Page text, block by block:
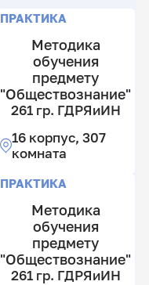
ПРАКТИКА
Методика
обучения
предмету
"Обществознание"
261 гр. ГДРЯиИН
16 корпус, 307
комната
ПРАКТИКА
Методика
обучения
предмету
"Обществознание"
261 гр. ГДРЯиИН